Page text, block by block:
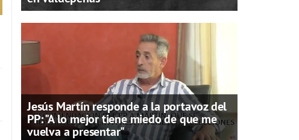
Jesús Martín responde a la portavoz del
PP: "A lo mejor tiene miedo de que me
vuelva a presentar"